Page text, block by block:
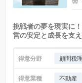
挑戦者の夢を現実に
営の安定と成長を支
得意分野 顧問税
得意業種 不動産